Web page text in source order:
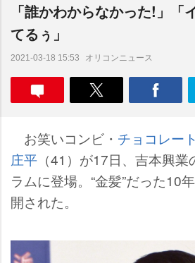
「誰かわからなかった!」「
てるぅ」
2021-03-18 15:53 オリコンニュース
お笑いコンビ・ チョコレー
庄平 （41）が17日、吉本興
ラムに登場。“金髪”だった10
開された。